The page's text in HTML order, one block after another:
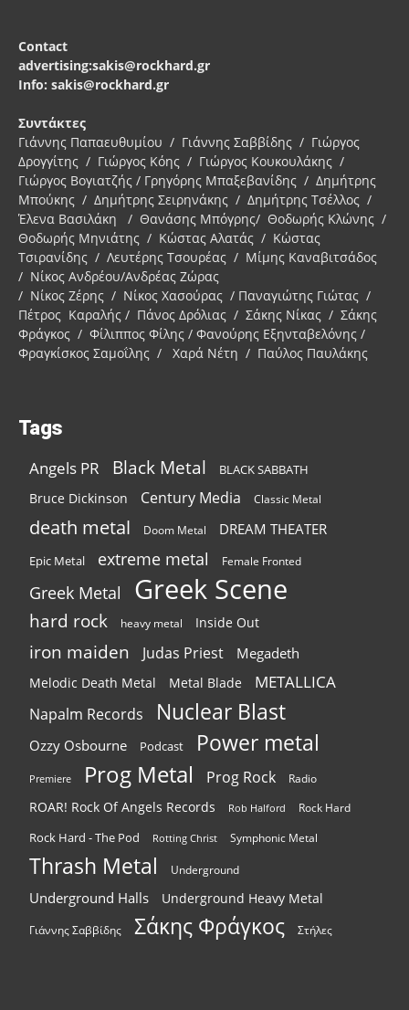
Contact
advertising:sakis@rockhard.gr
Info: sakis@rockhard.gr
Συντάκτες
Γιάννης Παπαευθυμίου / Γιάννης Σαββίδης / Γιώργος
Δρογγίτης / Γιώργος Κόης / Γιώργος Κουκουλάκης /
Γιώργος Βογιατζής / Γρηγόρης Μπαξεβανίδης / Δημήτρης
Μπούκης / Δημήτρης Σειρηνάκης / Δημήτρης Τσέλλος /
Έλενα Βασιλάκη / Θανάσης Μπόγρης/ Θοδωρής Κλώνης /
Θοδωρής Μηνιάτης / Κώστας Αλατάς / Κώστας
Τσιρανίδης / Λευτέρης Τσουρέας / Μίμης Καναβιτσάδος
/ Νίκος Ανδρέου/Ανδρέας Ζώρας
/ Νίκος Ζέρης / Νίκος Χασούρας / Παναγιώτης Γιώτας /
Πέτρος Καραλής / Πάνος Δρόλιας / Σάκης Νίκας / Σάκης
Φράγκος / Φίλιππος Φίλης / Φανούρης Εξηνταβελόνης /
Φραγκίσκος Σαμοΐλης / Χαρά Νέτη / Παύλος Παυλάκης
Tags
Angels PR Black Metal BLACK SABBATH
Bruce Dickinson Century Media Classic Metal
death metal Doom Metal DREAM THEATER
Epic Metal extreme metal Female Fronted
Greek Metal Greek Scene
hard rock heavy metal Inside Out
iron maiden Judas Priest Megadeth
Melodic Death Metal Metal Blade METALLICA
Napalm Records Nuclear Blast
Ozzy Osbourne Podcast Power metal
Premiere Prog Metal Prog Rock Radio
ROAR! Rock Of Angels Records Rob Halford Rock Hard
Rock Hard - The Pod Rotting Christ Symphonic Metal
Thrash Metal Underground
Underground Halls Underground Heavy Metal
Γιάννης Σαββίδης Σάκης Φράγκος Στήλες